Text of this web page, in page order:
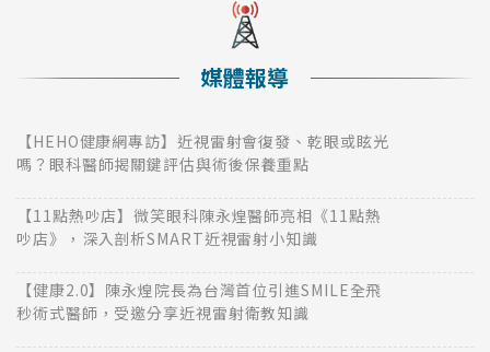
媒體報導
【HEHO健康網專訪】近視雷射會復發、乾眼或眩光
嗎？眼科醫師揭關鍵評估與術後保養重點
【11點熱吵店】微笑眼科陳永煌醫師亮相《11點熱
吵店》，深入剖析SMART近視雷射小知識
【健康2.0】陳永煌院長為台灣首位引進SMILE全飛
秒術式醫師，受邀分享近視雷射衛教知識